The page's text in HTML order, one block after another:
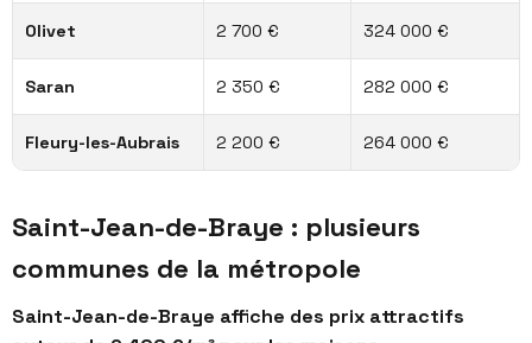
Olivet 2 700 € 324 000 €
Saran 2 350 € 282 000 €
Fleury-les-Aubrais 2 200 € 264 000 €
Saint-Jean-de-Braye : plusieurs
communes de la métropole
Saint-Jean-de-Braye affiche des prix attractifs